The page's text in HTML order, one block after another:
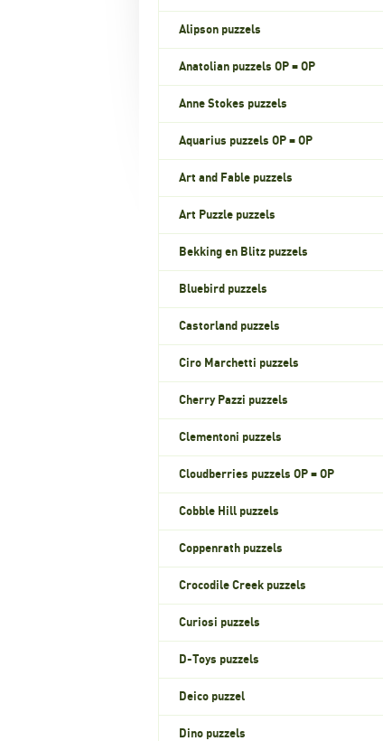
Alipson puzzels
Anatolian puzzels OP = OP
Anne Stokes puzzels
Aquarius puzzels OP = OP
Art and Fable puzzels
Art Puzzle puzzels
Bekking en Blitz puzzels
Bluebird puzzels
Castorland puzzels
Ciro Marchetti puzzels
Cherry Pazzi puzzels
Clementoni puzzels
Cloudberries puzzels OP = OP
Cobble Hill puzzels
Coppenrath puzzels
Crocodile Creek puzzels
Curiosi puzzels
D-Toys puzzels
Deico puzzel
Dino puzzels